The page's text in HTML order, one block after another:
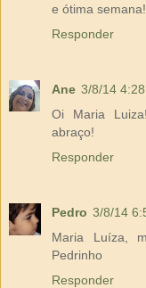
e ótima semana!
Responder
Ane 3/8/14
Oi Maria
abraço!
Responder
Pedro 3/8/14
Maria Luíza,
Pedrinho
Responder